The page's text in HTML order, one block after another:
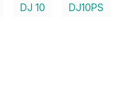
DJ 10
DJ10PS